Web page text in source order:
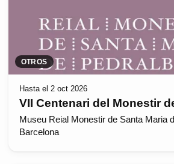
OTROS
Hasta el 2 oct 2026
VII Centenari del Monestir
Museu Reial Monestir de Santa Maria
Barcelona